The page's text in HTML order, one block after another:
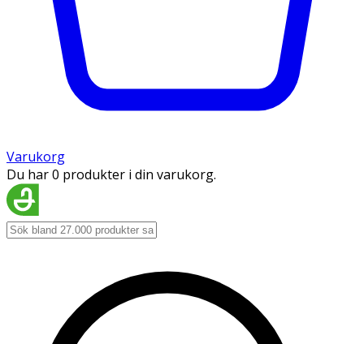
Varukorg
Du har 0 produkter i din varukorg.